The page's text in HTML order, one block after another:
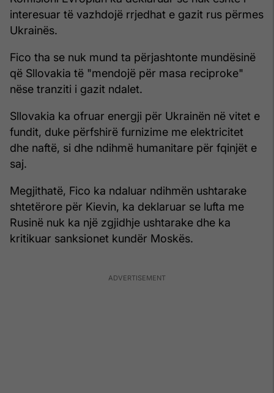
interesuar të vazhdojë rrjedhat e gazit rus përmes
Ukrainës.
Fico tha se nuk mund ta përjashtonte mundësinë
që Sllovakia të "mendojë për masa reciproke"
nëse tranziti i gazit ndalet.
Sllovakia ka ofruar energji për Ukrainën në vitet e
fundit, duke përfshirë furnizime me elektricitet
dhe naftë, si dhe ndihmë humanitare për fqinjët e
saj.
Megjithatë, Fico ka ndaluar ndihmën ushtarake
shtetërore për Kievin, ka deklaruar se lufta me
Rusinë nuk ka një zgjidhje ushtarake dhe ka
kritikuar sanksionet kundër Moskës.